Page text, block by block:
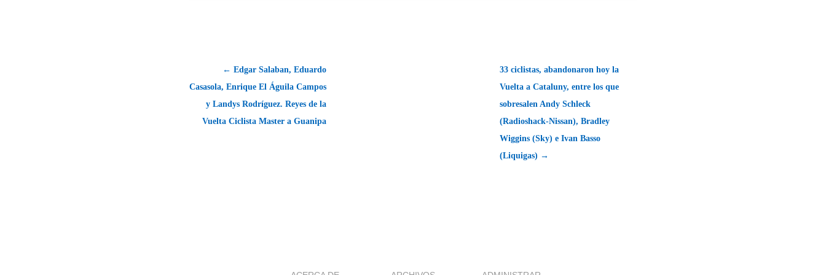
← Edgar Salaban, Eduardo
Casasola, Enrique El Águila Campos
y Landys Rodríguez. Reyes de la
Vuelta Ciclista Master a Guanipa
33 ciclistas, abandonaron hoy la
Vuelta a Cataluny, entre los que
sobresalen Andy Schleck
(Radioshack-Nissan), Bradley
Wiggins (Sky) e Ivan Basso
(Liquigas) →